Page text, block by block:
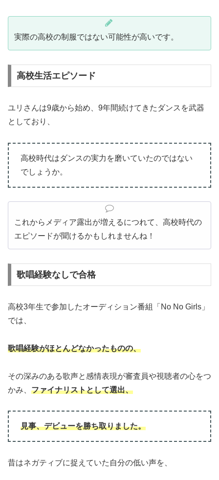
実際の高校の制服ではない可能性が高いです。
高校生活エピソード
ユリさんは9歳から始め、9年間続けてきたダンスを武器
としており、
高校時代はダンスの実力を磨いていたのではない
でしょうか。
これからメディア露出が増えるにつれて、高校時代の
エピソードが聞けるかもしれませんね！
歌唱経験なしで合格
高校3年生で参加したオーディション番組「No No Girls」
では、
歌唱経験がほとんどなかったものの、
その深みのある歌声と感情表現が審査員や視聴者の心をつ
かみ、 ファイナリストとして選出、
見事、デビューを勝ち取りました。
昔はネガティブに捉えていた自分の低い声を、